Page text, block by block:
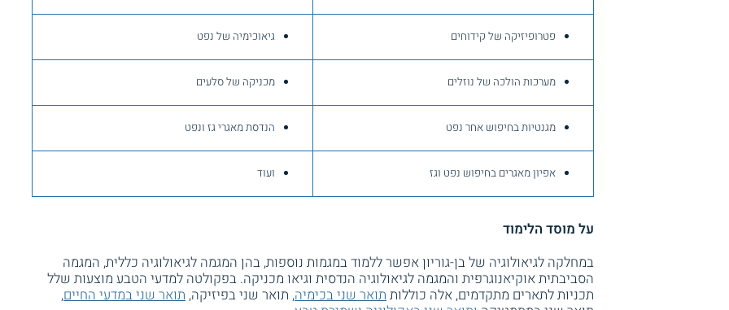
פטרופיזיקה של קידוחים גיאוכימיה של נפט
מערכות הולכה של נוזלים מכניקה של סלעים
מגנטיות בחיפוש אחר נפט הנדסת מאגרי גז ונפט
אפיון מאגרים בחיפוש נפט וגז ועוד
על מוסד הלימוד
במחלקה לגיאולוגיה של בן-גוריון אפשר ללמוד במגמות נוספות, בהן המגמה לגיאולוגיה כללית, המגמה
הסביבתית אוקיאנוגרפית והמגמה לגיאולוגיה הנדסית וגיאו מכניקה. בפקולטה למדעי הטבע מוצעות שלל
תכניות לתארים מתקדמים, אלה כוללות תואר שני בכימיה, תואר שני בפיזיקה, תואר שני במדעי החיים,